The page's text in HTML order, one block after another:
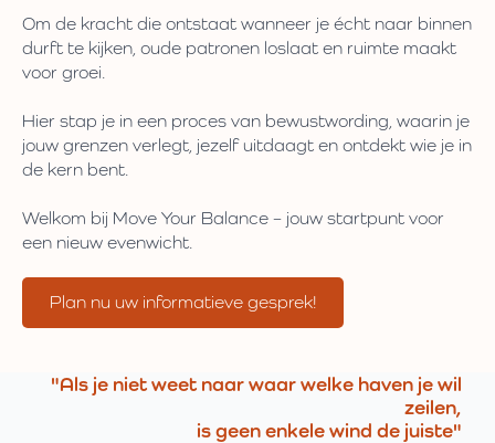
Om de kracht die ontstaat wanneer je écht naar binnen
durft te kijken, oude patronen loslaat en ruimte maakt
voor groei.
Hier stap je in een proces van bewustwording, waarin je
jouw grenzen verlegt, jezelf uitdaagt en ontdekt wie je in
de kern bent.
Welkom bij Move Your Balance – jouw startpunt voor
een nieuw evenwicht.
Plan nu uw informatieve gesprek!
"Als je niet weet naar waar welke haven je wil
zeilen,
is geen enkele wind de juiste"